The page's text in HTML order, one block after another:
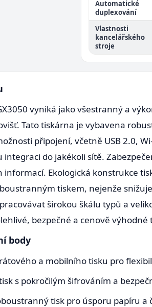
Automatické
duplexování
Vlastnosti
kancelářského
stroje
vyniká jako všestranný a
Tato tiskárna je vybavena
připojení, včetně USB 2.0,
integraci do jakékoli sítě.
informací. Ekologická konstrukce
tiskem, nejenže
širokou škálu typů a
bezpečné a cenově výhodné
body
a mobilního tisku pro
s pokročilým šifrováním a
tisk pro úsporu papíru a